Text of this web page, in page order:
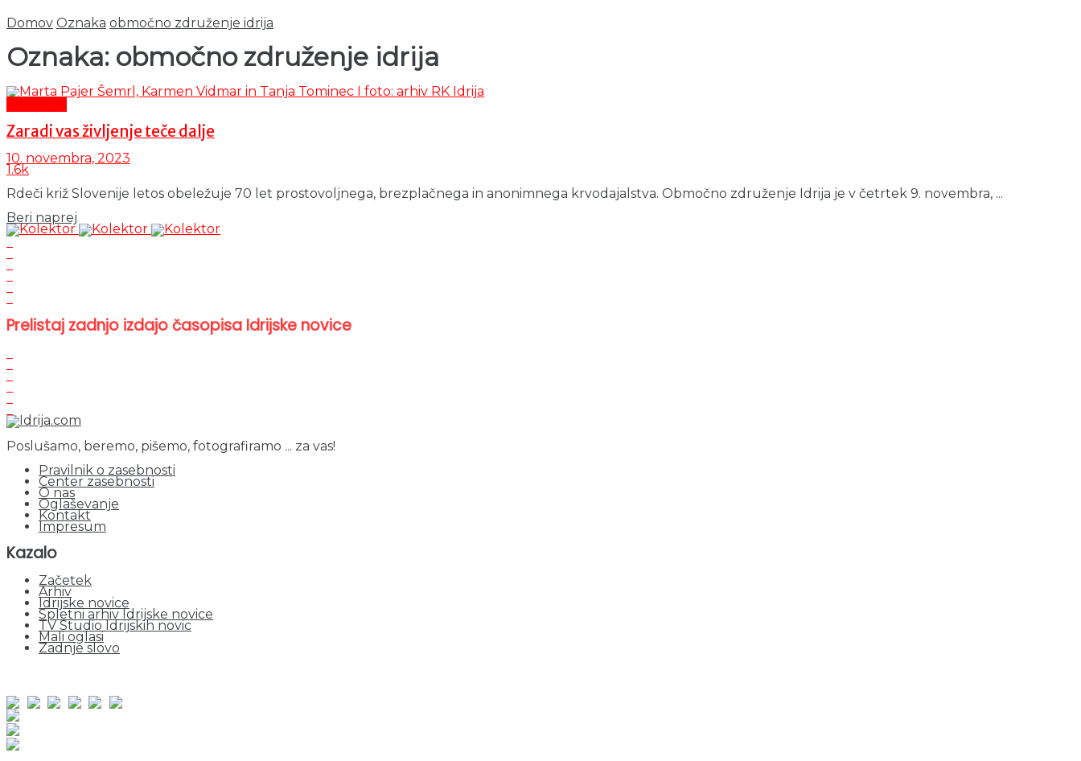
Domov Oznaka območno združenje idrija
Oznaka: območno združenje idrija
Zaradi vas življenje teče dalje
10. novembra, 2023
1.6k
Rdeči križ Slovenije letos obeležuje 70 let prostovoljnega, brezplačnega in anonimnega krvodajalstva. Območno združenje Idrija je v četrtek 9. novembra, ...
Beri naprej
Prelistaj zadnjo izdajo časopisa Idrijske novice
Poslušamo, beremo, pišemo, fotografiramo ... za vas!
Pravilnik o zasebnosti
Center zasebnosti
O nas
Oglaševanje
Kontakt
Impresum
Kazalo
Začetek
Arhiv
Idrijske novice
Spletni arhiv Idrijske novice
TV Studio Idrijskih novic
Mali oglasi
Zadnje slovo